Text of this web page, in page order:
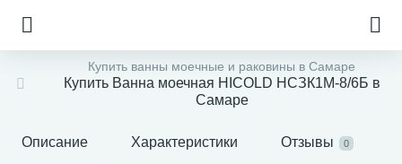
Купить ванны моечные и раковины в Самаре
Купить Ванна моечная HICOLD НСЗК1М-8/6Б в
Самаре
Описание Характеристики Отзывы 0